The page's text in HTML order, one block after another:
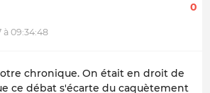
à 09:34:48
0
chronique. On était en droit de
ce débat s'écarte du caquètement